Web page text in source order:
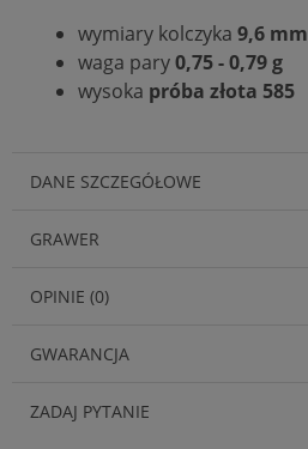
wymiary kolczyka 9,6 mm
waga pary0,75 - 0,79 g
wysoka próba złota 585
DANE SZCZEGÓŁOWE
GRAWER
OPINIE (0)
GWARANCJA
ZADAJ PYTANIE